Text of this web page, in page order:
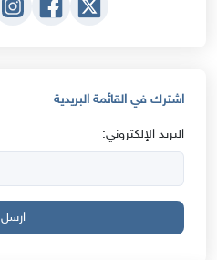
اشترك في القائمة البريدية
البريد الإلكتروني:
ارسل